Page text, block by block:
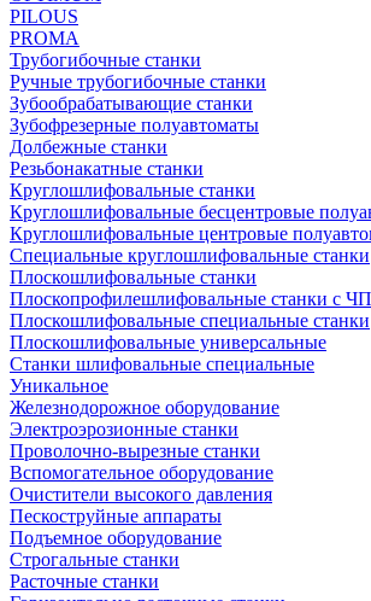
PILOUS
PROMA
Трубогибочные станки
Ручные трубогибочные станки
Зубообрабатывающие станки
Зубофрезерные полуавтоматы
Долбежные станки
Резьбонакатные станки
Круглошлифовальные станки
Круглошлифовальные бесцентровые
Круглошлифовальные центровые
Специальные круглошлифовальные станки
Плоскошлифовальные станки
Плоскопрофилешлифовальные станки с
Плоскошлифовальные специальные станки
Плоскошлифовальные универсальные
Станки шлифовальные специальные
Уникальное
Железнодорожное оборудование
Электроэрозионные станки
Проволочно-вырезные станки
Вспомогательное оборудование
Очистители высокого давления
Пескоструйные аппараты
Подъемное оборудование
Строгальные станки
Расточные станки